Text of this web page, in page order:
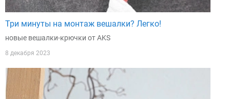
Три минуты на монтаж вешалки? Легко!
новые вешалки-крючки от AKS
8 декабря 2023